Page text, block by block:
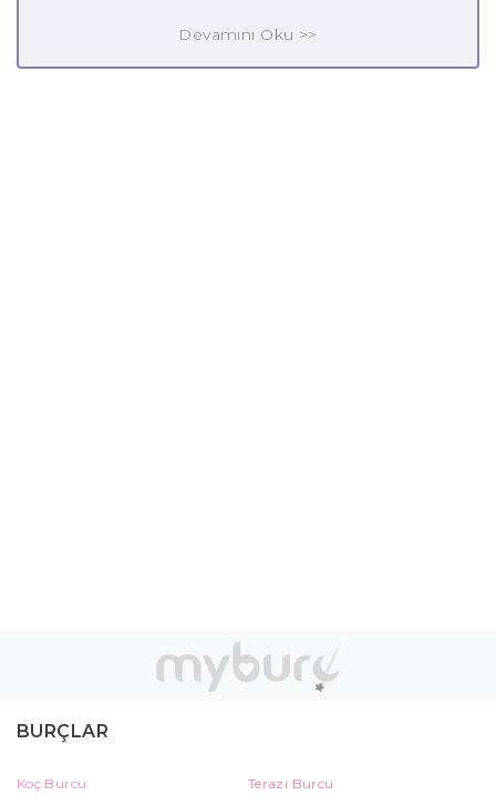
Devamını Oku >>
BURÇLAR
Koç Burcu Terazi Burcu